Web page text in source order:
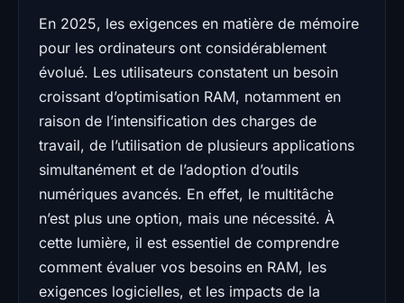
En 2025, les exigences en matière de mémoire
pour les ordinateurs ont considérablement
évolué. Les utilisateurs constatent un besoin
croissant d’optimisation RAM, notamment en
raison de l’intensification des charges de
travail, de l’utilisation de plusieurs applications
simultanément et de l’adoption d’outils
numériques avancés. En effet, le multitâche
n’est plus une option, mais une nécessité. À
cette lumière, il est essentiel de comprendre
comment évaluer vos besoins en RAM, les
exigences logicielles, et les impacts de la